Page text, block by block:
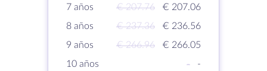
7 años
€ 207.76
€ 207.06
8 años
€ 237.36
€ 236.56
9 años
€ 266.96
€ 266.05
10 años
- -